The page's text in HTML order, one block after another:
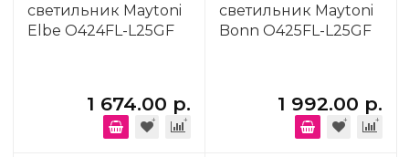
светильник Maytoni
Elbe O424FL-L25GF
1 674.00 р.
светильник Maytoni
Bonn O425FL-L25GF
1 992.00 р.